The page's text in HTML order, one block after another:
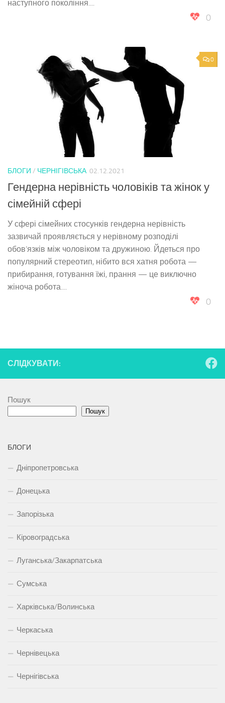
наступного покоління....
0
0
БЛОГИ / ЧЕРНІГІВСЬКА 02.12.2021
Гендерна нерівність чоловіків та жінок у
сімейній сфері
У сфері сімейних стосунків гендерна нерівність
зазвичай проявляється у нерівному розподілі
обов’язків між чоловіком та дружиною. Йдеться про
популярний стереотип, нібито вся хатня робота —
прибирання, готування їжі, прання — це виключно
жіноча робота....
0
СЛІДКУВАТИ:
Пошук
Пошук
БЛОГИ
Дніпропетровська
Донецька
Запорізька
Кіровоградська
Луганська/Закарпатська
Сумська
Харківська/Волинська
Черкаська
Чернівецька
Чернігівська